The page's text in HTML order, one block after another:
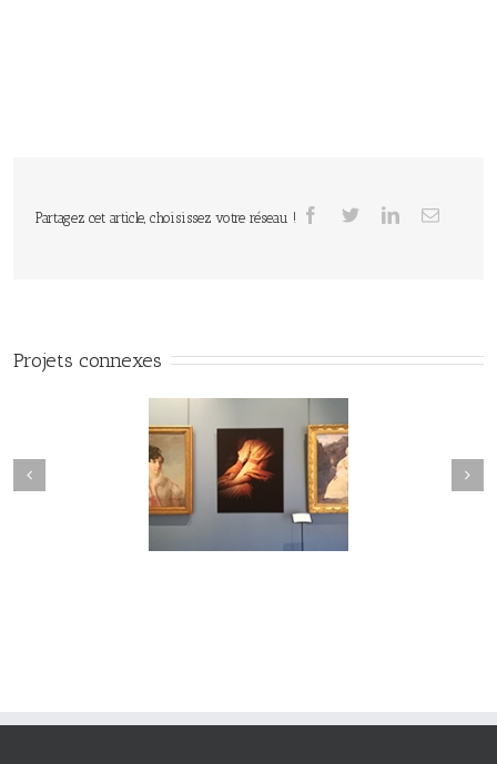
Partagez cet article, choisissez votre réseau !
Projets connexes
#Vuedilectae#001